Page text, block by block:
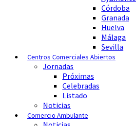
Córdoba
Granada
Huelva
Málaga
Sevilla
Centros Comerciales Abiertos
Jornadas
Próximas
Celebradas
Listado
Noticias
Comercio Ambulante